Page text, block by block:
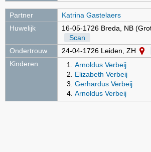
Partner
Katrina Gastelaers
Huwelijk
16-05-1726 Breda, NB
Scan
Ondertrouw
24-04-1726 Leiden, ZH
Kinderen
Arnoldus Verbeij
Elizabeth Verbeij
Gerhardus Verbeij
Arnoldus Verbeij